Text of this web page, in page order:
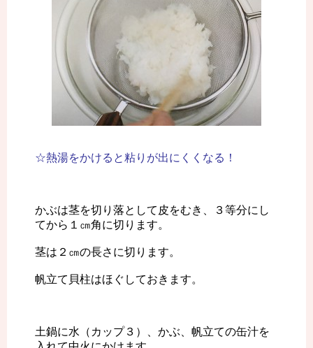
☆熱湯をかけると粘りが出にくくなる！
かぶは茎を切り落として皮をむき、３等分にし
てから１㎝角に切ります。
茎は２㎝の長さに切ります。
帆立て貝柱はほぐしておきます。
土鍋に水（カップ３）、かぶ、帆立ての缶汁を